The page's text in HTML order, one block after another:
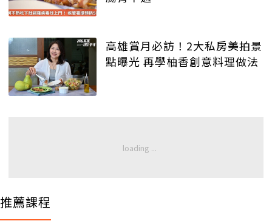
高雄賞月必訪！2大私房美拍景
點曝光 再學柚香創意料理做法
推薦課程